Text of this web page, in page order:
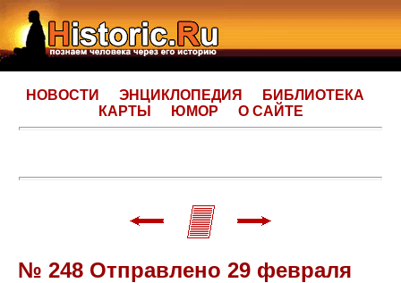
НОВОСТИ ЭНЦИКЛОПЕДИЯ
БИБЛИОТЕКА
КАРТЫ
ЮМОР О САЙТЕ
№ 248 Отправлено 29 февраля